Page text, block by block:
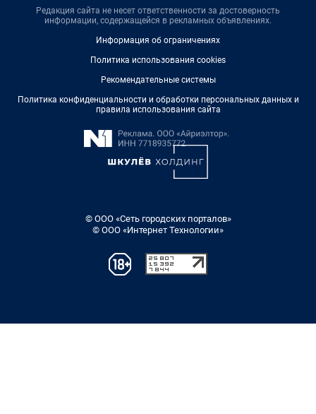
Редакция сайта не несет ответственности за достоверность
информации, содержащейся в рекламных объявлениях.
Информация об ограничениях
Политика использования cookies
Рекомендательные системы
Политика конфиденциальности и обработки персональных данных и
правила использования сайта
© ООО «Сеть городских порталов»
© ООО «Интернет Технологии»